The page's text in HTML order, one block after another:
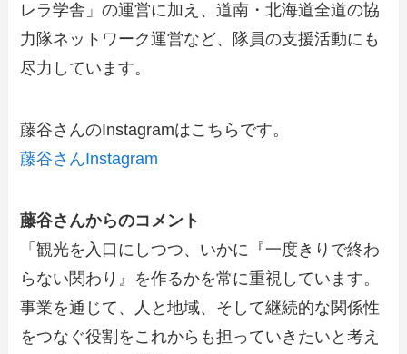
レラ学舎」の運営に加え、道南・北海道全道の協
力隊ネットワーク運営など、隊員の支援活動にも
尽力しています。
藤谷さんのInstagramはこちらです。
藤谷さんInstagram
藤谷さんからのコメント
「観光を入口にしつつ、いかに『一度きりで終わ
らない関わり』を作るかを常に重視しています。
事業を通じて、人と地域、そして継続的な関係性
をつなぐ役割をこれからも担っていきたいと考え